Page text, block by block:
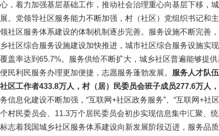
心，着力加强基层基础工作，推动社会治理重心向基层下移，
展。党领导社区服务能力不断加强，村（社区）党组织书记和
领社区服务体系建设的体制机制逐步完善。服务设施不断完善
乡社区综合服务设施建设加快推进，城市社区综合服务设施实
覆盖率达到65.7%。服务供给不断扩大，城乡社区普遍能够提
便民利民服务办理更加便捷，志愿服务蓬勃发展。 服务人才队
社区工作者433.8万人，村（居）民委员会班子成员277.6万人
务信息化建设不断加强，“互联网+社区政务服务”、“互联网+社
个村民委员会、11.3万个居民委员会初步实现信息集中汇聚、
标志着我国城乡社区服务体系建设向新发展阶段迈进，服务品